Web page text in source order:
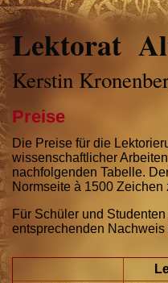
Lektorat
Kerstin
Preise
Die Preise für die
wissenschaftlicher
nachfolgenden Tabelle.
Normseite à 1500 Zeichen
Für Schüler und
entsprechenden